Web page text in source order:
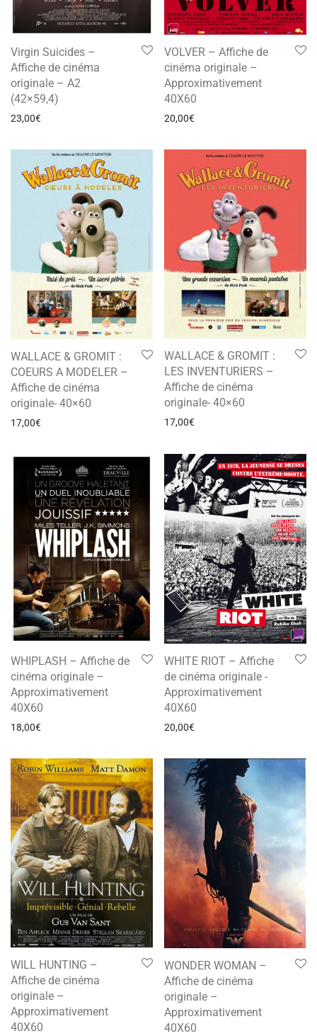
Virgin Suicides –
Affiche de cinéma
originale – A2
(42×59,4)
23,00€
VOLVER – Affiche de
cinéma originale –
Approximativement
40X60
20,00€
WALLACE & GROMIT :
COEURS A MODELER –
Affiche de cinéma
originale- 40×60
17,00€
WALLACE & GROMIT :
LES INVENTURIERS –
Affiche de cinéma
originale- 40×60
17,00€
WHIPLASH – Affiche de
cinéma originale –
Approximativement
40X60
18,00€
WHITE RIOT – Affiche
de cinéma originale -
Approximativement
40X60
20,00€
WILL HUNTING –
Affiche de cinéma
originale –
Approximativement
40X60
WONDER WOMAN –
Affiche de cinéma
originale –
Approximativement
40X60